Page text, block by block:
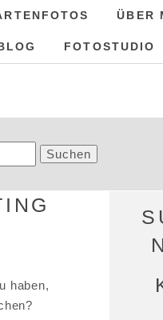
ÜBER
FOTOSTUDIO
haben,